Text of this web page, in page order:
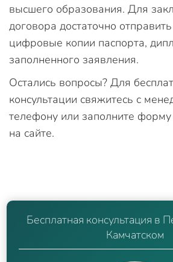
высшего образования. Для
договора достаточно
цифровые копии паспорта,
заполненного заявления.
Остались вопросы? Для
консультации свяжитесь с
телефону или заполните форму
на сайте.
Бесплатная консультация в
Камчатском